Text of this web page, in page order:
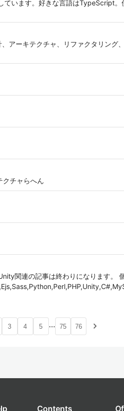
ています。好きな言語はTypeScript
アーキテクチャ、リファクタリング
チャらへん
関連の記事は終わりになります。
3 4 5 … 75 76 navigate_next
Contents